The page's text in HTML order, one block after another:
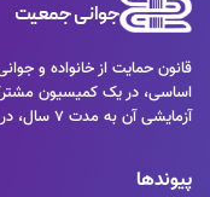
جوانی جمعیت
قانون حمایت از خانواده و
اساسی، در یک کمیسیون
آزمایشی آن به مدت ۷ سال، در دهم آبان ۱۴۰۰ به تأیید شورای نگهبان رسید.
پیوندها